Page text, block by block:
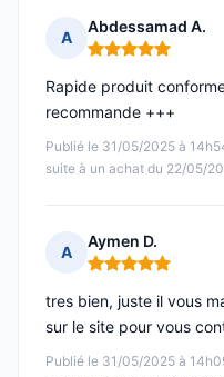
A
Abdessamad A.
Note : 5 sur 5
Publié le 31/05/2025 à
suite à un achat du 22/05/
Rapide produit
recommande +++
A
Aymen D.
Note : 5 sur 5
Publié le 31/05/2025 à
tres bien, juste il vous
sur le site pour vous